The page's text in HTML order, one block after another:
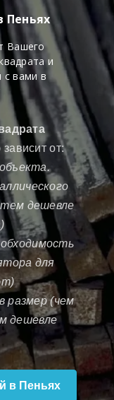
Пеньях
Вашего
и
с вами в
от:
дешевле
для
размер (чем
дешевле
в Пеньях